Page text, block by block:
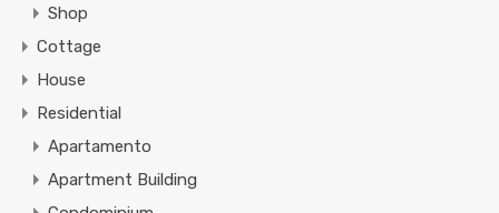
Shop
Cottage
House
Residential
Apartamento
Apartment Building